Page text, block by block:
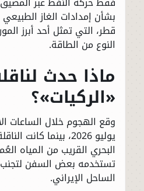
بشأن إمدادات الغاز
قطر، التي تمثل أحد أبرز
النوع من الطاقة.
ماذا حدث
«الركيات»؟
يوليو 2026، بينما
البحري القريب من المياه
تستخدمه بعض السفن لتجنب
الساحل الإيراني.